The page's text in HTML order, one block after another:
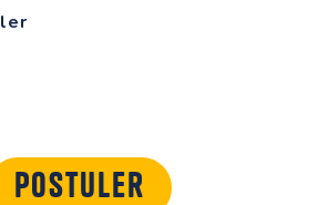
Postuler